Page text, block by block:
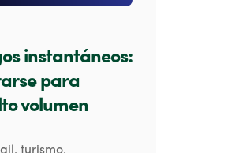
instantáneos:
para
volumen